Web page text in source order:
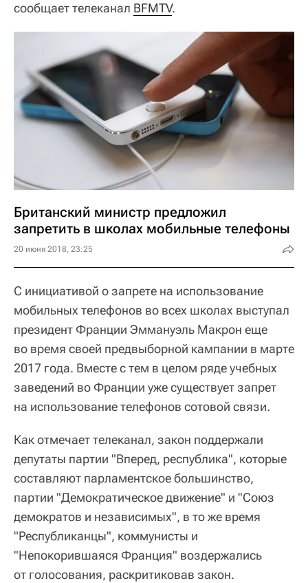
сообщает телеканал BFMTV.
Британский министр предложил
запретить в школах мобильные телефоны
20 июня 2018, 23:25
С инициативой о запрете на использование
мобильных телефонов во всех школах выступал
президент Франции Эммануэль Макрон еще
во время своей предвыборной кампании в марте
2017 года. Вместе с тем в целом ряде учебных
заведений во Франции уже существует запрет
на использование телефонов сотовой связи.
Как отмечает телеканал, закон поддержали
депутаты партии "Вперед, республика", которые
составляют парламентское большинство,
партии "Демократическое движение" и "Союз
демократов и независимых", в то же время
"Республиканцы", коммунисты и
"Непокорившаяся Франция" воздержались
от голосования, раскритиковав закон.